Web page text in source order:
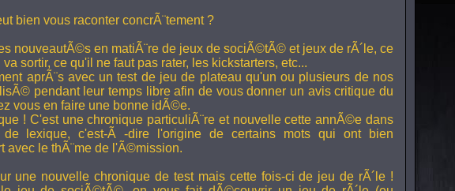
bien vous raconter concrÃ¨tement ?
nouveautÃ©s en matiÃ¨re de jeux de sociÃ©tÃ© et jeux de rÃ´le, ce
sortir, ce qu'il ne faut pas rater, les kickstarters, etc...
aprÃ¨s avec un test de jeu de plateau qu'un ou plusieurs de nos
pendant leur temps libre afin de vous donner un avis critique du
vous en faire une bonne idÃ©e.
! C'est une chronique particuliÃ¨re et nouvelle cette annÃ©e dans
de lexique, c'est-Ã -dire l'origine de certains mots qui ont bien
avec le thÃ¨me de l'Ã©mission.
une nouvelle chronique de test mais cette fois-ci de jeu de rÃ´le !